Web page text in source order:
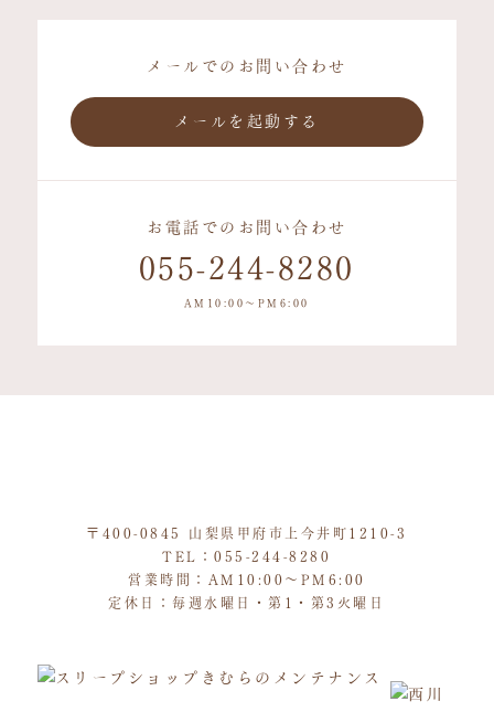
メールでのお問い合わせ
メールを起動する
お電話でのお問い合わせ
055-244-8280
AM10:00〜PM6:00
〒400-0845 山梨県甲府市上今井町1210-3
TEL：055-244-8280
営業時間：AM10:00～PM6:00
定休日：毎週水曜日・第1・第3火曜日